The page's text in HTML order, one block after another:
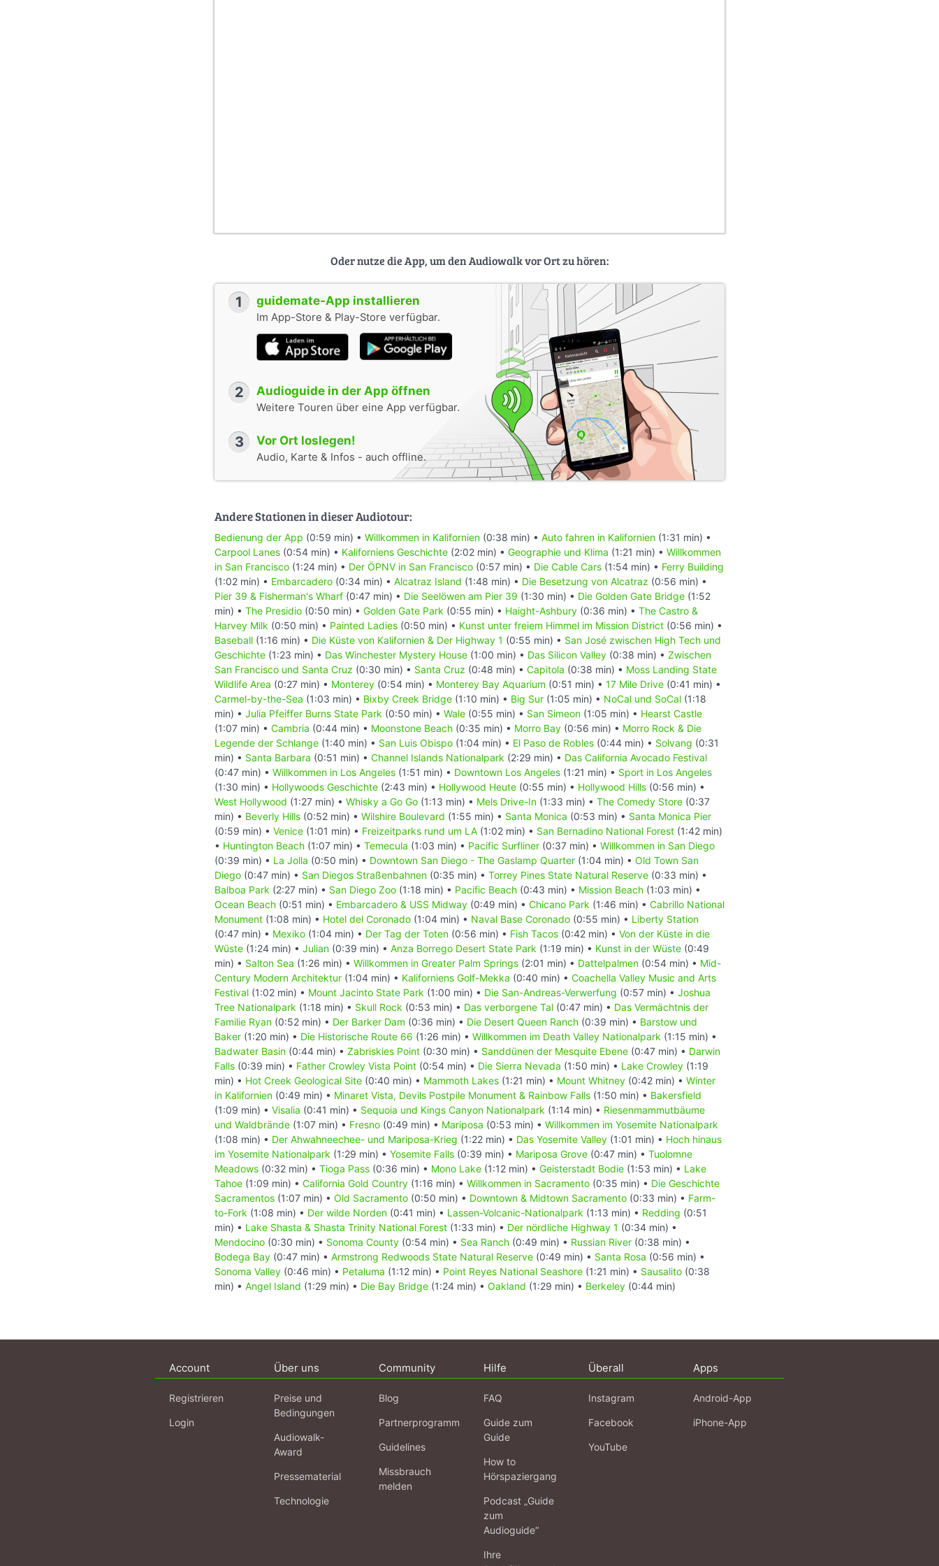
Oder nutze die App, um den Audiowalk vor Ort zu hören:
1 guidemate-App installieren
Im App-Store & Play-Store verfügbar.
2 Audioguide in der App öffnen
Weitere Touren über eine App verfügbar.
3 Vor Ort loslegen!
Audio, Karte & Infos - auch offline.
Andere Stationen in dieser Audiotour:
Bedienung der App (0:59 min) • Willkommen in Kalifornien (0:38 min) • Auto fahren in Kalifornien (1:31 min) •
Carpool Lanes (0:54 min) • Kaliforniens Geschichte (2:02 min) • Geographie und Klima (1:21 min) • Willkommen
in San Francisco (1:24 min) • Der ÖPNV in San Francisco (0:57 min) • Die Cable Cars (1:54 min) • Ferry Building
(1:02 min) • Embarcadero (0:34 min) • Alcatraz Island (1:48 min) • Die Besetzung von Alcatraz (0:56 min) •
Pier 39 & Fisherman's Wharf (0:47 min) • Die Seelöwen am Pier 39 (1:30 min) • Die Golden Gate Bridge (1:52
min) • The Presidio (0:50 min) • Golden Gate Park (0:55 min) • Haight-Ashbury (0:36 min) • The Castro &
Harvey Milk (0:50 min) • Painted Ladies (0:50 min) • Kunst unter freiem Himmel im Mission District (0:56 min) •
Baseball (1:16 min) • Die Küste von Kalifornien & Der Highway 1 (0:55 min) • San José zwischen High Tech und
Geschichte (1:23 min) • Das Winchester Mystery House (1:00 min) • Das Silicon Valley (0:38 min) • Zwischen
San Francisco und Santa Cruz (0:30 min) • Santa Cruz (0:48 min) • Capitola (0:38 min) • Moss Landing State
Wildlife Area (0:27 min) • Monterey (0:54 min) • Monterey Bay Aquarium (0:51 min) • 17 Mile Drive (0:41 min) •
Carmel-by-the-Sea (1:03 min) • Bixby Creek Bridge (1:10 min) • Big Sur (1:05 min) • NoCal und SoCal (1:18
min) • Julia Pfeiffer Burns State Park (0:50 min) • Wale (0:55 min) • San Simeon (1:05 min) • Hearst Castle
(1:07 min) • Cambria (0:44 min) • Moonstone Beach (0:35 min) • Morro Bay (0:56 min) • Morro Rock & Die
Legende der Schlange (1:40 min) • San Luis Obispo (1:04 min) • El Paso de Robles (0:44 min) • Solvang (0:31
min) • Santa Barbara (0:51 min) • Channel Islands Nationalpark (2:29 min) • Das California Avocado Festival
(0:47 min) • Willkommen in Los Angeles (1:51 min) • Downtown Los Angeles (1:21 min) • Sport in Los Angeles
(1:30 min) • Hollywoods Geschichte (2:43 min) • Hollywood Heute (0:55 min) • Hollywood Hills (0:56 min) •
West Hollywood (1:27 min) • Whisky a Go Go (1:13 min) • Mels Drive-In (1:33 min) • The Comedy Store (0:37
min) • Beverly Hills (0:52 min) • Wilshire Boulevard (1:55 min) • Santa Monica (0:53 min) • Santa Monica Pier
(0:59 min) • Venice (1:01 min) • Freizeitparks rund um LA (1:02 min) • San Bernadino National Forest (1:42 min)
• Huntington Beach (1:07 min) • Temecula (1:03 min) • Pacific Surfliner (0:37 min) • Willkommen in San Diego
(0:39 min) • La Jolla (0:50 min) • Downtown San Diego - The Gaslamp Quarter (1:04 min) • Old Town San
Diego (0:47 min) • San Diegos Straßenbahnen (0:35 min) • Torrey Pines State Natural Reserve (0:33 min) •
Balboa Park (2:27 min) • San Diego Zoo (1:18 min) • Pacific Beach (0:43 min) • Mission Beach (1:03 min) •
Ocean Beach (0:51 min) • Embarcadero & USS Midway (0:49 min) • Chicano Park (1:46 min) • Cabrillo National
Monument (1:08 min) • Hotel del Coronado (1:04 min) • Naval Base Coronado (0:55 min) • Liberty Station
(0:47 min) • Mexiko (1:04 min) • Der Tag der Toten (0:56 min) • Fish Tacos (0:42 min) • Von der Küste in die
Wüste (1:24 min) • Julian (0:39 min) • Anza Borrego Desert State Park (1:19 min) • Kunst in der Wüste (0:49
min) • Salton Sea (1:26 min) • Willkommen in Greater Palm Springs (2:01 min) • Dattelpalmen (0:54 min) • Mid-
Century Modern Architektur (1:04 min) • Kaliforniens Golf-Mekka (0:40 min) • Coachella Valley Music and Arts
Festival (1:02 min) • Mount Jacinto State Park (1:00 min) • Die San-Andreas-Verwerfung (0:57 min) • Joshua
Tree Nationalpark (1:18 min) • Skull Rock (0:53 min) • Das verborgene Tal (0:47 min) • Das Vermächtnis der
Familie Ryan (0:52 min) • Der Barker Dam (0:36 min) • Die Desert Queen Ranch (0:39 min) • Barstow und
Baker (1:20 min) • Die Historische Route 66 (1:26 min) • Willkommen im Death Valley Nationalpark (1:15 min) •
Badwater Basin (0:44 min) • Zabriskies Point (0:30 min) • Sanddünen der Mesquite Ebene (0:47 min) • Darwin
Falls (0:39 min) • Father Crowley Vista Point (0:54 min) • Die Sierra Nevada (1:50 min) • Lake Crowley (1:19
min) • Hot Creek Geological Site (0:40 min) • Mammoth Lakes (1:21 min) • Mount Whitney (0:42 min) • Winter
in Kalifornien (0:49 min) • Minaret Vista, Devils Postpile Monument & Rainbow Falls (1:50 min) • Bakersfield
(1:09 min) • Visalia (0:41 min) • Sequoia und Kings Canyon Nationalpark (1:14 min) • Riesenmammutbäume
und Waldbrände (1:07 min) • Fresno (0:49 min) • Mariposa (0:53 min) • Willkommen im Yosemite Nationalpark
(1:08 min) • Der Ahwahneechee- und Mariposa-Krieg (1:22 min) • Das Yosemite Valley (1:01 min) • Hoch hinaus
im Yosemite Nationalpark (1:29 min) • Yosemite Falls (0:39 min) • Mariposa Grove (0:47 min) • Tuolomne
Meadows (0:32 min) • Tioga Pass (0:36 min) • Mono Lake (1:12 min) • Geisterstadt Bodie (1:53 min) • Lake
Tahoe (1:09 min) • California Gold Country (1:16 min) • Willkommen in Sacramento (0:35 min) • Die Geschichte
Sacramentos (1:07 min) • Old Sacramento (0:50 min) • Downtown & Midtown Sacramento (0:33 min) • Farm-
to-Fork (1:08 min) • Der wilde Norden (0:41 min) • Lassen-Volcanic-Nationalpark (1:13 min) • Redding (0:51
min) • Lake Shasta & Shasta Trinity National Forest (1:33 min) • Der nördliche Highway 1 (0:34 min) •
Mendocino (0:30 min) • Sonoma County (0:54 min) • Sea Ranch (0:49 min) • Russian River (0:38 min) •
Bodega Bay (0:47 min) • Armstrong Redwoods State Natural Reserve (0:49 min) • Santa Rosa (0:56 min) •
Sonoma Valley (0:46 min) • Petaluma (1:12 min) • Point Reyes National Seashore (1:21 min) • Sausalito (0:38
min) • Angel Island (1:29 min) • Die Bay Bridge (1:24 min) • Oakland (1:29 min) • Berkeley (0:44 min)
Account
Registrieren
Login
Über uns
Preise und
Bedingungen
Audiowalk-
Award
Pressematerial
Technologie
Community
Blog
Partnerprogramm
Guidelines
Missbrauch
melden
Hilfe
FAQ
Guide zum
Guide
How to
Hörspaziergang
Podcast „Guide
zum
Audioguide“
Ihre
Überall
Instagram
Facebook
YouTube
Apps
Android-App
iPhone-App